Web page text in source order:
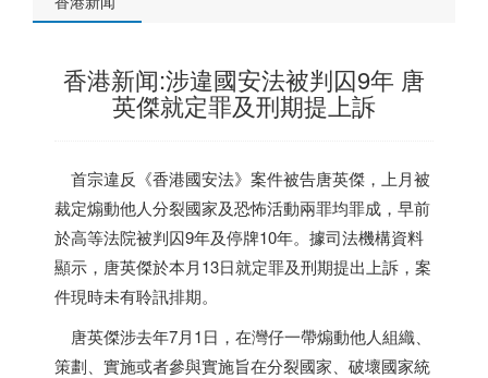
香港新闻:涉違國安法被判囚9年 唐
英傑就定罪及刑期提上訴
首宗違反《香港國安法》案件被告唐英傑，上月被
裁定煽動他人分裂國家及恐怖活動兩罪均罪成，早前
於高等法院被判囚9年及停牌10年。據司法機構資料
顯示，唐英傑於本月13日就定罪及刑期提出上訴，案
件現時未有聆訊排期。
唐英傑涉去年7月1日，在灣仔一帶煽動他人組織、
策劃、實施或者參與實施旨在分裂國家、破壞國家統